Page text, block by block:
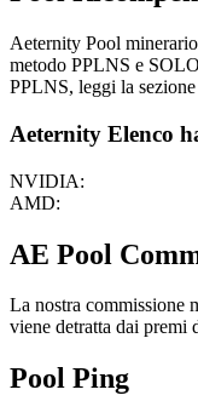
Aeternity Pool
metodo PPLNS e
PPLNS, leggi la
Aeternity Elenco
NVIDIA:
AMD:
AE Pool
La nostra commissione
viene detratta dai premi
Pool Ping